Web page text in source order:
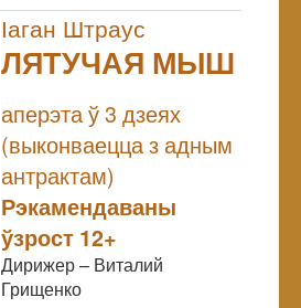
Іаган Штраус
ЛЯТУЧАЯ МЫШ
аперэта ў 3 дзеях
(выконваецца з адным
антрактам)
Рэкамендаваны
ўзрост 12+
Дирижер – Виталий
Грищенко